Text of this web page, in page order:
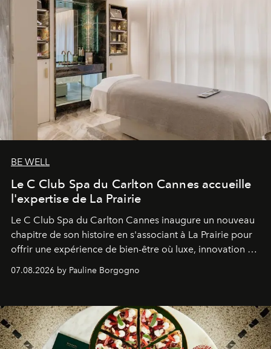
BE WELL
Le C Club Spa du Carlton Cannes accueille
l'expertise de La Prairie
Le C Club Spa du Carlton Cannes inaugure un nouveau
chapitre de son histoire en s'associant à La Prairie pour
offrir une expérience de bien-être où luxe, innovation et
expertise se rencontrent.
07.08.2026 by Pauline Borgogno